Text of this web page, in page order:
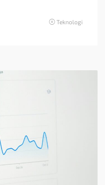
Teknologi